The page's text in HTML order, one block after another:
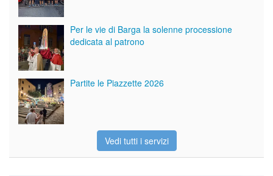
Per le vie di Barga la solenne processione
dedicata al patrono
Partite le Piazzette 2026
Vedi tutti i servizi